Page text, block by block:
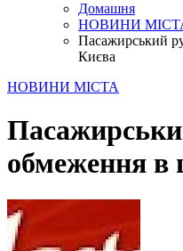
Домашня
НОВИНИ
Пасажирський
Києва
НОВИНИ МІСТА
обмеження в